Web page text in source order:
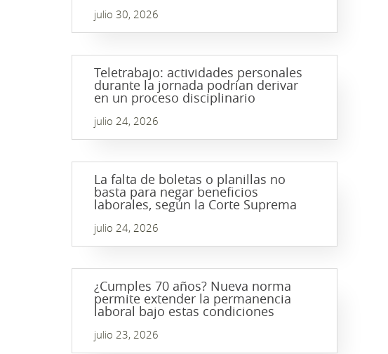
julio 30, 2026
Teletrabajo: actividades personales
durante la jornada podrían derivar
en un proceso disciplinario
julio 24, 2026
La falta de boletas o planillas no
basta para negar beneficios
laborales, según la Corte Suprema
julio 24, 2026
¿Cumples 70 años? Nueva norma
permite extender la permanencia
laboral bajo estas condiciones
julio 23, 2026